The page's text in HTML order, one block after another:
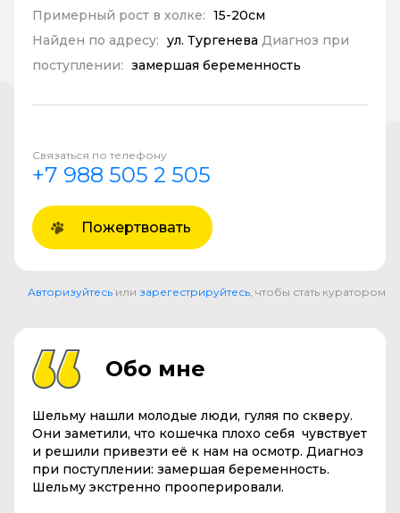
Примерный рост в холке: 15-20см
Найден по адресу: ул. Тургенева Диагноз при
поступлении: замершая беременность
Связаться по телефону
+7 988 505 2 505
Пожертвовать
Авторизуйтесь или зарегестрируйтесь , чтобы стать куратором
Обо мне
Шельму нашли молодые люди, гуляя по скверу.
Они заметили, что кошечка плохо себя чувствует
и решили привезти её к нам на осмотр. Диагноз
при поступлении: замершая беременность.
Шельму экстренно прооперировали.